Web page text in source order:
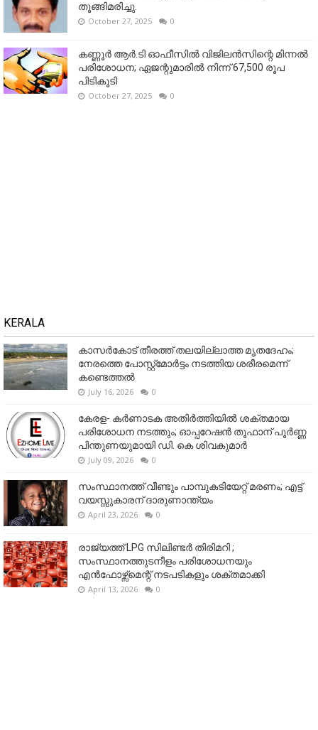
തൂങ്ങിമരിച്ചു.
October 27, 2025 0
കണ്ണൂര്‍ ആര്‍.ടി ഓഫീസില്‍ വിജിലൻസിന്റെ മിന്നല്‍
പരിശോധന; ഏജന്റുമാരില്‍ നിന്ന് 67,500 രൂപ
പിടികൂടി
October 27, 2025 0
KERALA
കാസർകോട് തീരത്ത് തലയില്ലാത്ത മൃതദേഹം;
നേരത്തെ പോസ്റ്റ്‌മോർട്ടം നടത്തിയ ശരീരമെന്ന്
കണ്ടെത്തൽ
July 16, 2026 0
കേരള- കർണാടക അതിർത്തിയിൽ ശക്തമായ
പരിശോധന നടത്തും; ഓപ്പറേഷൻ തൂഫാന് പൂർണ്ണ
പിന്തുണയുമായി ഡി. കെ ശിവകുമാർ
July 09, 2026 0
സംസ്ഥാനത്ത് വീണ്ടും പാമ്പുകടിയേറ്റ് മരണം; എട്ട്
വയസ്സുകാരന് ദാരുണാന്ത്യം
April 23, 2026 0
രാജ്യത്ത് LPG സിലിണ്ടർ തിരിമറി ;
സംസ്ഥാനത്തുടനീളം പരിശോധനയും
എൻഫോഴ്സ്മെന്റ് നടപടികളും ശക്തമാക്കി
April 13, 2026 0